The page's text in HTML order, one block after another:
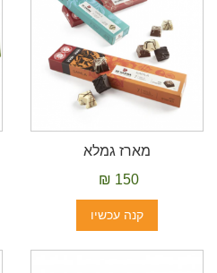
מארז גמלא
150 ₪
קנה עכשיו